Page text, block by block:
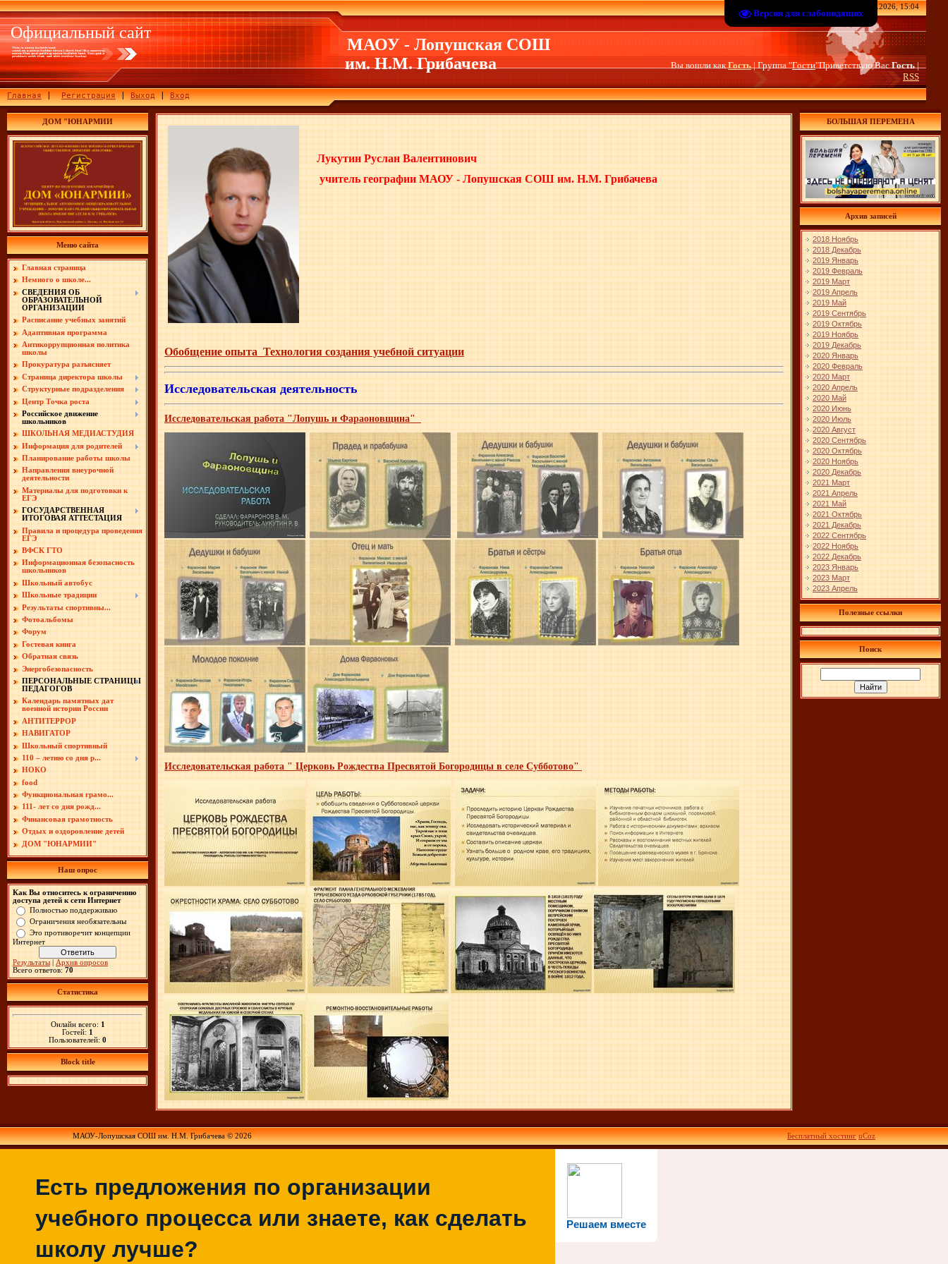
Версия для слабовидящих
Официальный сайт
Главная |Регистрация|Выход|Вход
МАОУ - Лопушская СОШ
им. Н.М. Грибачева
Четверг, 06.08.2026, 15:04
Вы вошли какГость| Группа "Гости"Приветствую ВасГость|
RSS
ДОМ "ЮНАРМИИ
Меню сайта
Главная страница
Немного о школе...
СВЕДЕНИЯ ОБ
ОБРАЗОВАТЕЛЬНОЙ
ОРГАНИЗАЦИИ
Расписание учебных занятий
Адаптивная программа
Антикоррупционная политика
школы
Прокуратура разъясняет
Страница директора школы
Структурные подразделения
Центр Точка роста
Российское движение
школьников
ШКОЛЬНАЯ МЕДИАСТУДИЯ
Информация для родителей
Планирование работы школы
Направления внеурочной
деятельности
Материалы для подготовки к
ЕГЭ
ГОСУДАРСТВЕННАЯ
ИТОГОВАЯ АТТЕСТАЦИЯ
Правила и процедура проведения
ЕГЭ
ВФСК ГТО
Информационная безопасность
школьников
Школьный автобус
Школьные традиции
Результаты спортивны...
Фотоальбомы
Форум
Гостевая книга
Обратная связь
Энергобезопасность
ПЕРСОНАЛЬНЫЕ СТРАНИЦЫ
ПЕДАГОГОВ
Календарь памятных дат
военной истории России
АНТИТЕРРОР
НАВИГАТОР
Школьный спортивный
110 – летию со дня р...
НОКО
food
Функциональная грамо...
111- лет со дня рожд...
Финансовая грамотность
Отдых и оздоровление детей
ДОМ "ЮНАРМИИ"
Наш опрос
Как Вы относитесь к ограничению
доступа детей к сети Интернет
Полностью поддерживаю
Ограничения необязательны
Это противоречит концепции
Интернет
Результаты
Архив опросов
Всего ответов: 70
Статистика
Онлайн всего: 1
Гостей: 1
Пользователей: 0
Block title
Лукутин Руслан Валентинович
учитель географии МАОУ - Лопушская СОШ им. Н.М. Грибачева
Обобщение опыта_Технология создания учебной ситуации
Исследовательская деятельность
Исследовательская работа "Лопушь и Фараоновщина"
Исследовательская работа " Церковь Рождества Пресвятой Богородицы в селе Субботово"
БОЛЬШАЯ ПЕРЕМЕНА
Архив записей
2018 Ноябрь
2018 Декабрь
2019 Январь
2019 Февраль
2019 Март
2019 Апрель
2019 Май
2019 Сентябрь
2019 Октябрь
2019 Ноябрь
2019 Декабрь
2020 Январь
2020 Февраль
2020 Март
2020 Апрель
2020 Май
2020 Июнь
2020 Июль
2020 Август
2020 Сентябрь
2020 Октябрь
2020 Ноябрь
2020 Декабрь
2021 Март
2021 Апрель
2021 Май
2021 Октябрь
2021 Декабрь
2022 Сентябрь
2022 Ноябрь
2022 Декабрь
2023 Январь
2023 Март
2023 Апрель
Полезные ссылки
Поиск
МАОУ-Лопушская СОШ им. Н.М. Грибачева © 2026 Бесплатный хостинг uCoz
Решаем вместе
Есть предложения по организации
учебного процесса или знаете, как сделать
школу лучше?